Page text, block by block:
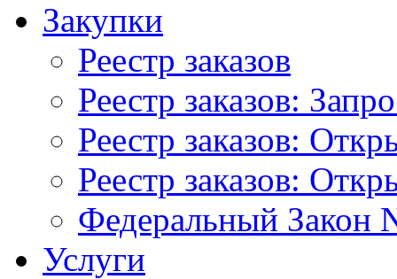
Закупки
Реестр заказов
Реестр заказов:
Реестр заказов:
Реестр заказов:
Федеральный Закон
Услуги